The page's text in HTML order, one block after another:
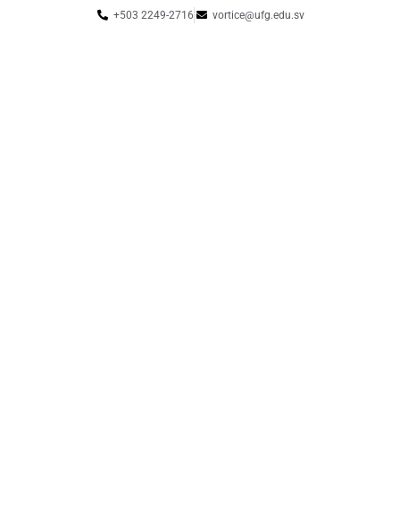
+503 2249-2716 vortice@ufg.edu.sv